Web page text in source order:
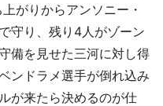
がりからアンソニー・
守り、残り4人がゾーン
備を見せた三河に対し得
ンドラメ選手が倒れ込み
が来たら決めるのが仕